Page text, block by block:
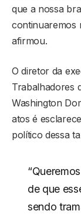
que a nossa
continuaremos
afirmou.
O diretor da
Trabalhadores
Washington
atos é
político dessa
de que
sendo